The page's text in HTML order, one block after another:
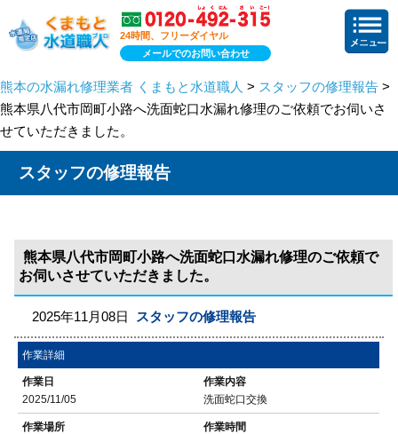
24時間、フリーダイヤル
メールでのお問い合わせ
熊本の水漏れ修理業者 くまもと水道職人 > スタッフの修理報告 >
熊本県八代市岡町小路へ洗面蛇口水漏れ修理のご依頼でお伺いさ
せていただきました。
スタッフの修理報告
熊本県八代市岡町小路へ洗面蛇口水漏れ修理のご依頼で
お伺いさせていただきました。
2025年11月08日 スタッフの修理報告
作業詳細
作業日
2025/11/05
作業内容
洗面蛇口交換
作業場所
作業時間